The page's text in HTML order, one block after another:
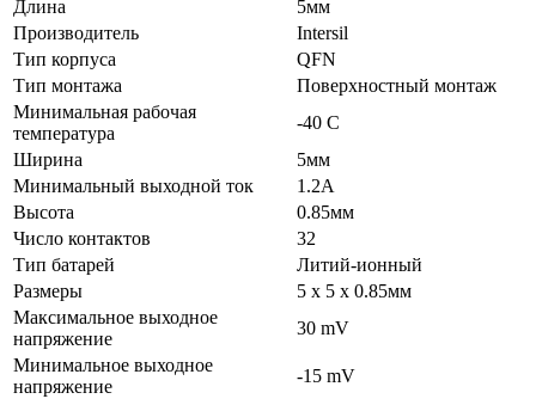
Длина
5мм
Производитель
Intersil
Тип корпуса
QFN
Тип монтажа
Поверхностный монтаж
Минимальная рабочая
температура
-40 C
Ширина
5мм
Минимальный выходной ток
1.2A
Высота
0.85мм
Число контактов
32
Тип батарей
Литий-ионный
Размеры
5 x 5 x 0.85мм
Максимальное выходное
напряжение
30 mV
Минимальное выходное
напряжение
-15 mV